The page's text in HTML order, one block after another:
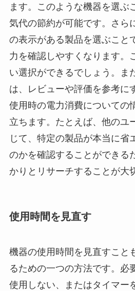
ます。このような機器を選ぶ
気代の節約が可能です。さら
の表示がある製品を選ぶこと
力を確認しやすくなります。
い選択ができるでしょう。ま
は、レビューや評価を参考に
使用時の電力消費についての
立ちます。たとえば、他のユ
じて、特定の製品が本当に省
のかを確認することができる
かりとリサーチすることが大
使用時間を見直す
機器の使用時間を見直すこと
るための一つの方法です。必
使用しない、またはタイマー